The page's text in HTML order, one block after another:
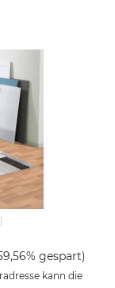
gespart)
kann die